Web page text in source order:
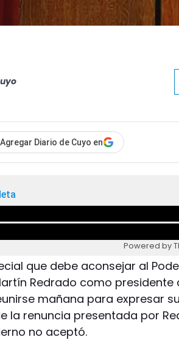
Agregar Diario de Cuyo en
Powered by
que debe aconsejar al
Redrado como presidente
mañana para expresar
la renuncia presentada por
no aceptó.